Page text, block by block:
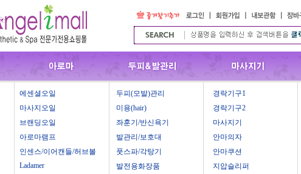
에센셜오일
마사지오일
브랜딩오일
아로마램프
인센스/이어캔들/허브볼
Ladamer
두피(모발)관리
미용(hair)
좌훈기/반신욕기
발관리/보호대
풋스파/각탕기
발전용화장품
경락기구1
경락기구2
마사지기
안마의자
안마쿠션
지압슬리퍼